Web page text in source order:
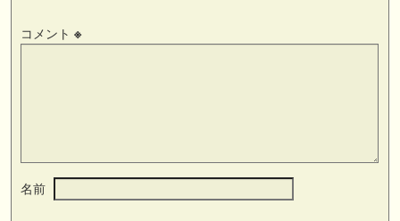
コメント ※
名前